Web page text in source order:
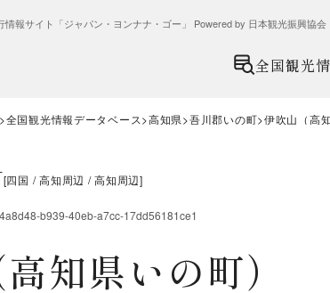
情報サイト「ジャパン・ヨンナナ・ゴー」 Powered by 日本観光振興協会
全国観光
全国観光情報データベース 高知県 吾川郡いの町 伊吹山（高
[四国 高知周辺 高知周辺]
b939-40eb-a7cc-17dd56181ce1
知県いの町）